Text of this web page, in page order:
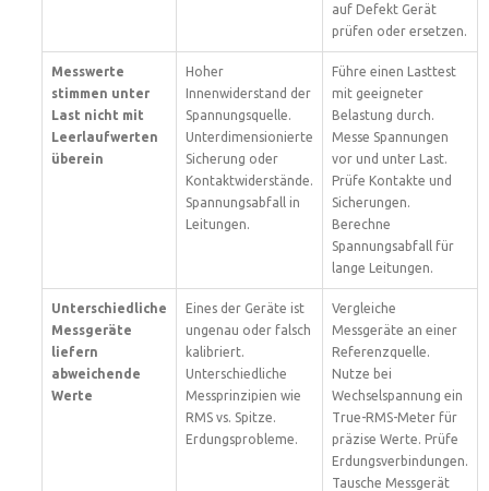
auf Defekt Gerät
prüfen oder ersetzen.
Messwerte
stimmen unter
Last nicht mit
Leerlaufwerten
überein
Hoher
Innenwiderstand der
Spannungsquelle.
Unterdimensionierte
Sicherung oder
Kontaktwiderstände.
Spannungsabfall in
Leitungen.
Führe einen Lasttest
mit geeigneter
Belastung durch.
Messe Spannungen
vor und unter Last.
Prüfe Kontakte und
Sicherungen.
Berechne
Spannungsabfall für
lange Leitungen.
Unterschiedliche
Messgeräte
liefern
abweichende
Werte
Eines der Geräte ist
ungenau oder falsch
kalibriert.
Unterschiedliche
Messprinzipien wie
RMS vs. Spitze.
Erdungsprobleme.
Vergleiche
Messgeräte an einer
Referenzquelle.
Nutze bei
Wechselspannung ein
True-RMS-Meter für
präzise Werte. Prüfe
Erdungsverbindungen.
Tausche Messgerät